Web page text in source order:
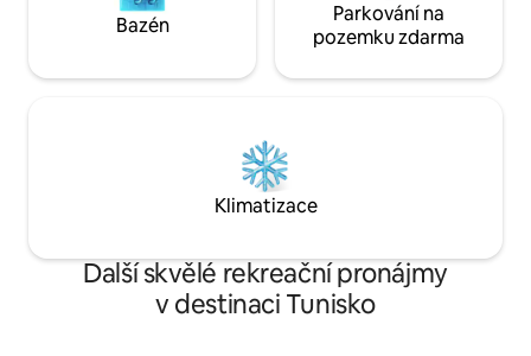
Bazén
Parkování na
pozemku zdarma
Klimatizace
Další skvělé rekreační pronájmy
v destinaci Tunisko